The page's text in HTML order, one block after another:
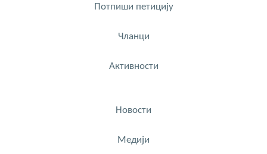
Потпиши петицију
Чланци
Активности
Новости
Медији